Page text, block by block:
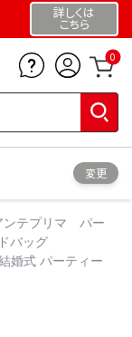
詳しくは
こちら
0
変更
ンテプリマ パー
バッグ
婚式 パーティー